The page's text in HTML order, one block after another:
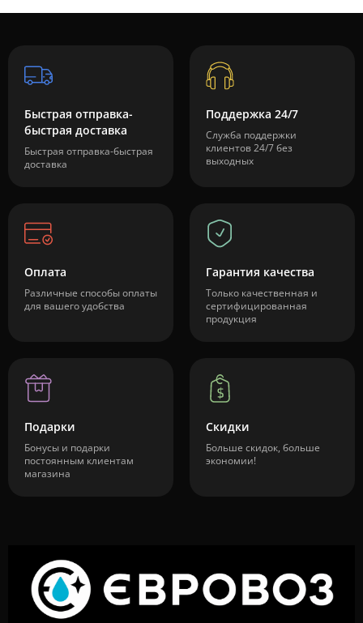
Быстрая отправка-
быстрая доставка
Быстрая отправка-быстрая
доставка
Поддержка 24/7
Служба поддержки
клиентов 24/7 без
выходных
Оплата
Различные способы оплаты
для вашего удобства
Гарантия качества
Только качественная и
сертифицированная
продукция
Подарки
Бонусы и подарки
постоянным клиентам
магазина
Скидки
Больше скидок, больше
экономии!